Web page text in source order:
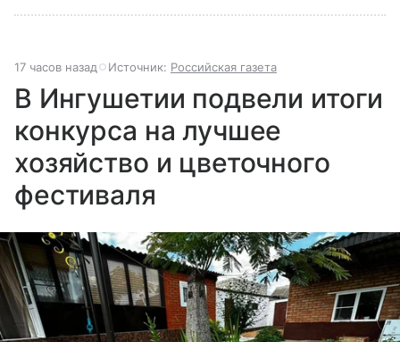
17 часов назад Источник: Российская газета
В Ингушетии подвели итоги
конкурса на лучшее
хозяйство и цветочного
фестиваля